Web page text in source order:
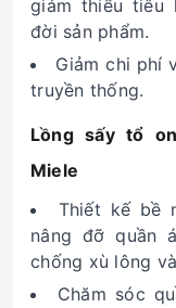
giảm thiểu tiêu
đời sản phẩm.
Giảm chi phí
truyền thống.
Lồng sấy tổ
Miele
Thiết kế bề
nâng đỡ quần
chống xù lông
Chăm sóc